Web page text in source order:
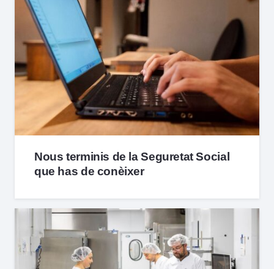
Nous terminis de la Seguretat Social
que has de conèixer